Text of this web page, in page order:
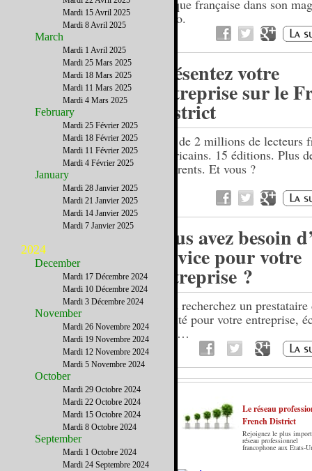
marque française dans son
SoHo.
Présentez votre
entreprise sur le
District
Près de 2 millions de lecteurs
américains. 15 éditions. Plus
adhérents. Et vous ?
Vous avez besoin
service pour votre
entreprise ?
Vous recherchez un prestataire
qualité pour votre entreprise,
nous…
Le French District est le premier guide sur
internet en Français sur les Etats-Unis. Notre
principe : Le meilleur des Etats-Unis par ceux qui
Le réseau
French District
Rejoignez le plus
réseau professionnel
francophone aux Etats-
Mardi 15 Avril 2025
Mardi 8 Avril 2025
March
Mardi 1 Avril 2025
Mardi 25 Mars 2025
Mardi 18 Mars 2025
Mardi 11 Mars 2025
Mardi 4 Mars 2025
February
Mardi 25 Février 2025
Mardi 18 Février 2025
Mardi 11 Février 2025
Mardi 4 Février 2025
January
Mardi 28 Janvier 2025
Mardi 21 Janvier 2025
Mardi 14 Janvier 2025
Mardi 7 Janvier 2025
2024
December
Mardi 17 Décembre 2024
Mardi 10 Décembre 2024
Mardi 3 Décembre 2024
November
Mardi 26 Novembre 2024
Mardi 19 Novembre 2024
Mardi 12 Novembre 2024
Mardi 5 Novembre 2024
October
Mardi 29 Octobre 2024
Mardi 22 Octobre 2024
Mardi 15 Octobre 2024
Mardi 8 Octobre 2024
September
Mardi 1 Octobre 2024
Mardi 24 Septembre 2024